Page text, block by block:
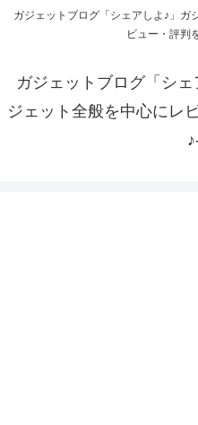
ガジェットブログ「シェアしよ♪」ガ
ビュー・評判
ガジェットブログ「シ
ジェット全般を中心にレ